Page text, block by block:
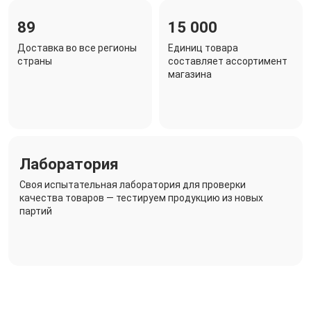
89
Доставка во все регионы
страны
15 000
Единиц товара
составляет ассортимент
магазина
Лаборатория
Своя испытательная лаборатория для проверки
качества товаров — тестируем продукцию из новых
партий